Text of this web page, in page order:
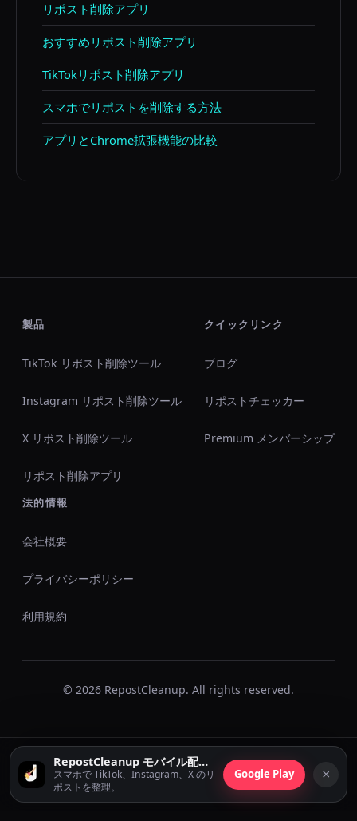
リポスト削除アプリ
おすすめリポスト削除アプリ
TikTokリポスト削除アプリ
スマホでリポストを削除する方法
アプリとChrome拡張機能の比較
製品
TikTok リポスト削除ツール
Instagram リポスト削除ツール
X リポスト削除ツール
リポスト削除アプリ
クイックリンク
ブログ
リポストチェッカー
Premium メンバーシップ
法的情報
会社概要
プライバシーポリシー
利用規約
© 2026 RepostCleanup. All rights reserved.
RepostCleanup モバイル配信中
スマホで TikTok、Instagram、X のリ
ポストを整理。
Google Play ×